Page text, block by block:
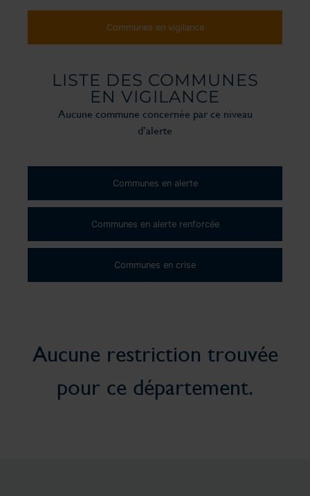
Communes en vigilance
Communes en alerte
Communes en alerte renforcée
Communes en crise
LISTE DES COMMUNES
EN VIGILANCE
Aucune commune concernée par ce niveau
d’alerte
Aucune restriction trouvée
pour ce département.